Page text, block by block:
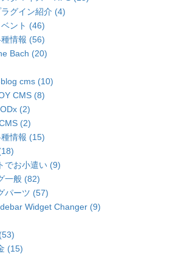
ラグイン紹介 (4)
ベント (46)
情報 (56)
Bach (20)
cms (10)
CMS (8)
(2)
(2)
情報 (15)
でお小遣い (9)
一般 (82)
パーツ (57)
Widget Changer (9)
(15)